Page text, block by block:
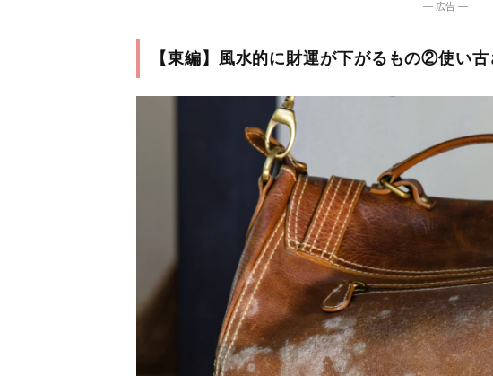
― 広告 ―
【東編】風水的に財運が下がるもの②使い